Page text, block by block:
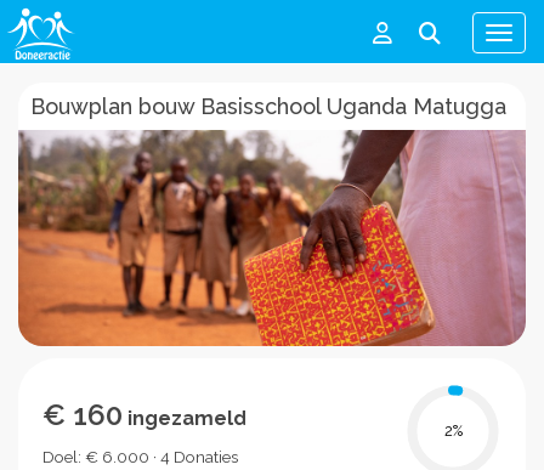
Menu
Bouwplan bouw Basisschool Uganda Matugga
€ 160 ingezameld
Doel: € 6.000 · 4 Donaties
2%